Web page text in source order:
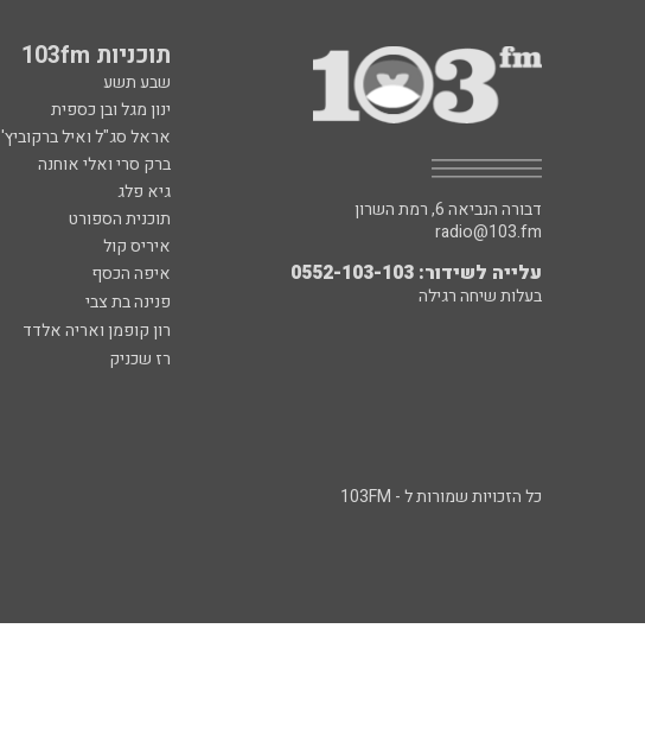
תוכניות 103fm
שבע תשע
ינון מגל ובן כספית
אראל סג"ל ואיל ברקוביץ'
ברק סרי ואלי אוחנה
גיא פלג
תוכנית הספורט
איריס קול
איפה הכסף
פנינה בת צבי
רון קופמן ואריה אלדד
רז שכניק
דבורה הנביאה 6, רמת השרון
radio@103.fm
עלייה לשידור: 0552-103-103
בעלות שיחה רגילה
כל הזכויות שמורות ל - 103FM